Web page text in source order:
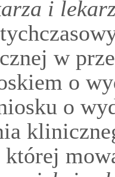
i
w
o
o
której